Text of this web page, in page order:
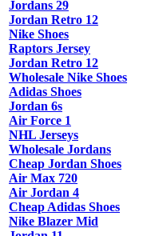
Jordans 29
Jordan Retro 12
Nike Shoes
Raptors Jersey
Jordan Retro 12
Wholesale Nike Shoes
Adidas Shoes
Jordan 6s
Air Force 1
NHL Jerseys
Wholesale Jordans
Cheap Jordan Shoes
Air Max 720
Air Jordan 4
Cheap Adidas Shoes
Nike Blazer Mid